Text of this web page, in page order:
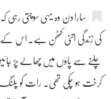
سارا دن وہ یہی سوچتی رہی
کی زندگی اتنی کٹھن ہے۔ اس کے
چلنے سے پاؤں میں چھالے پڑ
کرخت ہو چکی تھی۔ رات کو